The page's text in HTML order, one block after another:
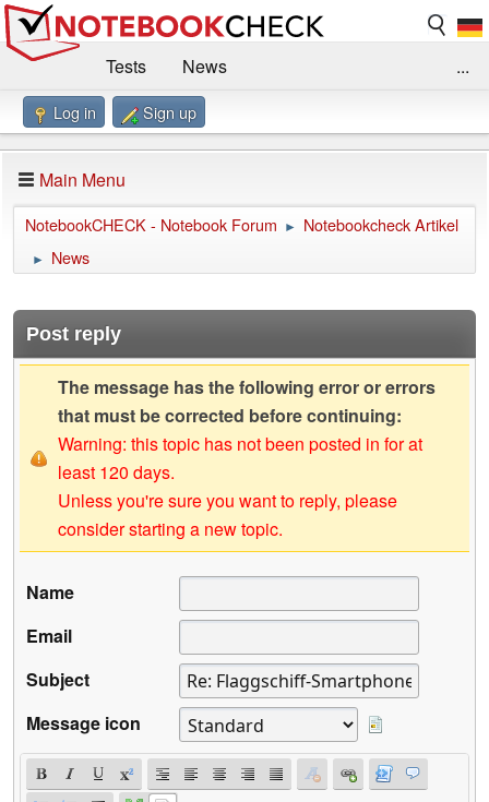
Tests
News
Benchmarks / Technik
Forum
Impressum
...
Log in Sign up
Main Menu
NotebookCHECK - Notebook Forum ► Notebookcheck Artikel
► News
Post reply
The message has the following error or errors
that must be corrected before continuing:
Warning: this topic has not been posted in for at
least 120 days.
Unless you're sure you want to reply, please
consider starting a new topic.
Name
Email
Subject
Message icon